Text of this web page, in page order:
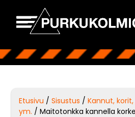
Etusivu /Sisustus /Kannut,
ym. / Maitotonkka kannella